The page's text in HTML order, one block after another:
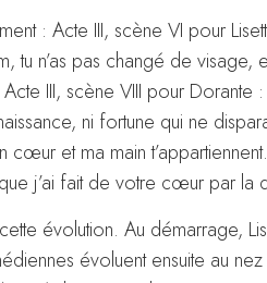
: Acte III, scène VI pour
tu n’as pas changé de
III, scène VIII pour
ni fortune qui ne
et ma main
j’ai fait de votre cœur par la
évolution. Au démarrage,
évoluent ensuite au